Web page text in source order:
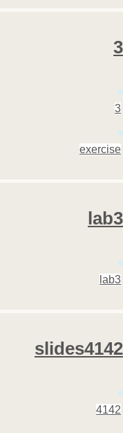
3
3
exercise
lab3
lab3
slides4142
4142